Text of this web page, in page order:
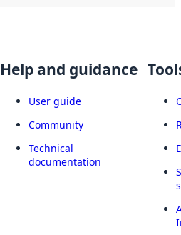
Help and guidance
User guide
Community
Technical
documentation